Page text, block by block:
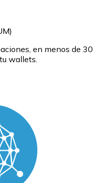
en menos de 30
wallets.